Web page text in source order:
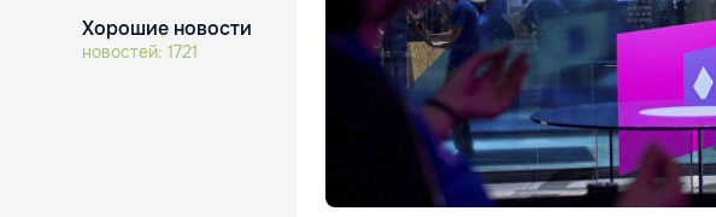
Хорошие новости
новостей: 1721